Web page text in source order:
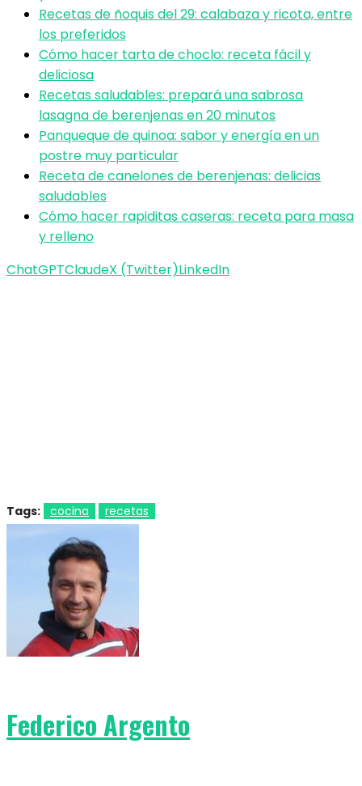
Recetas de ñoquis del 29: calabaza y ricota, entre
los preferidos
Cómo hacer tarta de choclo: receta fácil y
deliciosa
Recetas saludables: prepará una sabrosa
lasagna de berenjenas en 20 minutos
Panqueque de quinoa: sabor y energía en un
postre muy particular
Receta de canelones de berenjenas: delicias
saludables
Cómo hacer rapiditas caseras: receta para masa
y relleno
ChatGPTClaudeX (Twitter)LinkedIn
Tags: cocina recetas
Federico Argento